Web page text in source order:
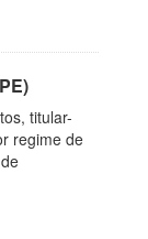
titular-
regime de